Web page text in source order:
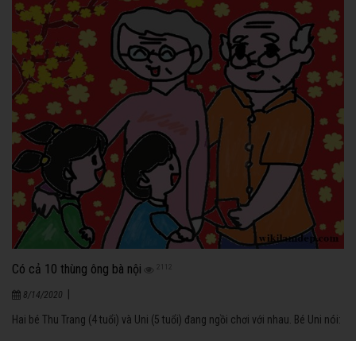
Có cả 10 thùng ông bà nội
8/14/2020
Hai bé Thu Trang (4 tuổi) và Uni (5 tuổi) đang ngồi chơi với nhau. Bé Uni nói: